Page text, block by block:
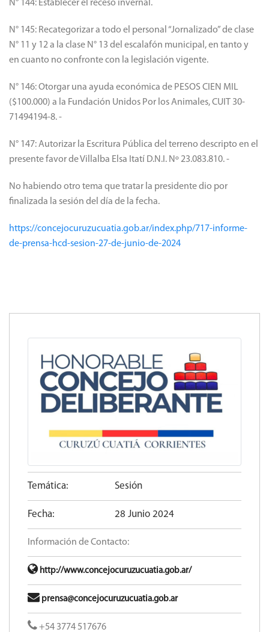
Villalba D.N.I. Nº 32.579.165, como Coordinador de Músicos. -
N° 144: Establecer el receso invernal.
N° 145: Recategorizar a todo el personal “Jornalizado” de clase
en cuanto no confronte con la legislación vigente.
N° 146: Otorgar una ayuda económica de PESOS CIEN MIL
71494194-8. -
presente favor de Villalba Elsa Itatí D.N.I. Nº 23.083.810. -
finalizada la sesión del día de la fecha.
Temática: Sesión
Fecha: 28 Junio 2024
Información de Contacto:
http://www.concejocuruzucuatia.gob.ar/
prensa@concejocuruzucuatia.gob.ar